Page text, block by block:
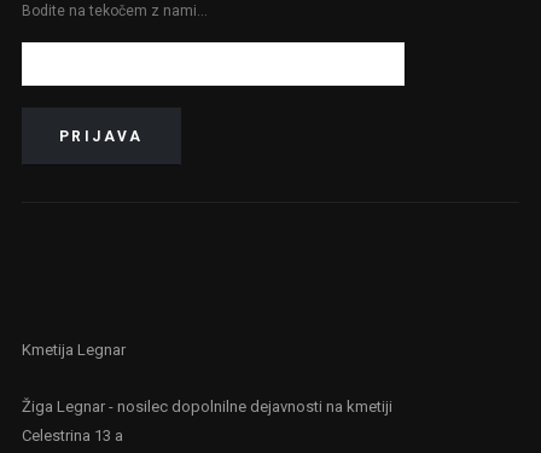
Bodite na tekočem z nami...
Kmetija Legnar
Žiga Legnar - nosilec dopolnilne dejavnosti na kmetiji
Celestrina 13 a